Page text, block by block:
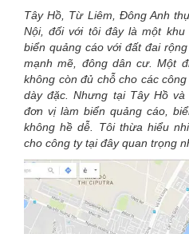
Tây Hồ, Từ Liêm, Đông Anh
Nội, đối với tôi đây là một
biển quảng cáo với đất đai
mạnh mẽ, đông dân cư. Một
không còn đủ chỗ cho các
dày đặc. Nhưng tại Tây Hồ
đơn vị làm biển quảng cáo,
không hề dễ. Tôi thừa hiểu
cho công ty tại đây quan trọng